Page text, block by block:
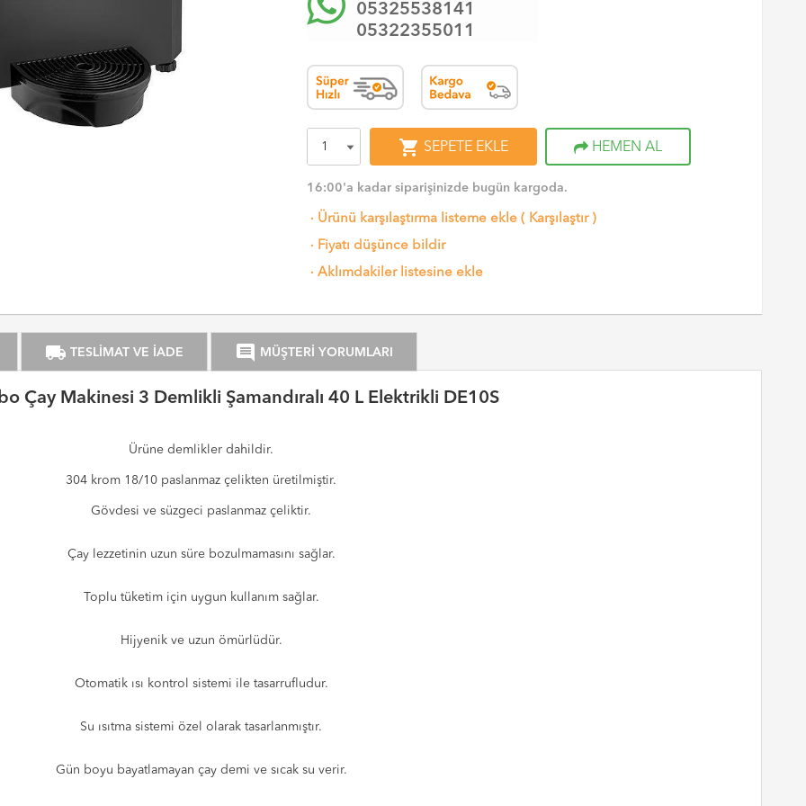
05325538141
05322355011
shopping_cart SEPETE EKLE HEMEN AL
16:00'a kadar siparişinizde bugün kargoda.
· Ürünü karşılaştırma listeme ekle ( Karşılaştır)
· Fiyatı düşünce bildir
·Aklımdakiler listesine ekle
local_shipping TESLİMAT VE İADE comment MÜŞTERİ YORUMLARI
Çay Makinesi 3 Demlikli Şamandıralı 40 L Elektrikli DE10S
Ürüne demlikler dahildir.
304 krom 18/10 paslanmaz çelikten üretilmiştir.
Gövdesi ve süzgeci paslanmaz çeliktir.
Çay lezzetinin uzun süre bozulmamasını sağlar.
Toplu tüketim için uygun kullanım sağlar.
Hijyenik ve uzun ömürlüdür.
Otomatik ısı kontrol sistemi ile tasarrufludur.
Su ısıtma sistemi özel olarak tasarlanmıştır.
Gün boyu bayatlamayan çay demi ve sıcak su verir.